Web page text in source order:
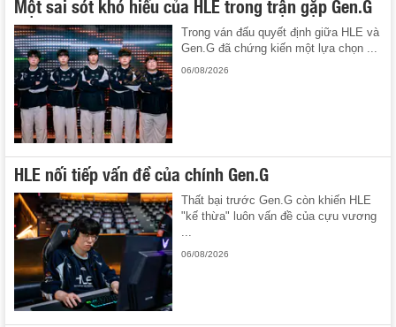
Trong ván đấu quyết định giữa HLE và
Gen.G đã chứng kiến một lựa chọn ...
06/08/2026
HLE nối tiếp vấn đề của chính Gen.G
Thất bại trước Gen.G còn khiến HLE
"kế thừa" luôn vấn đề của cựu vương
06/08/2026